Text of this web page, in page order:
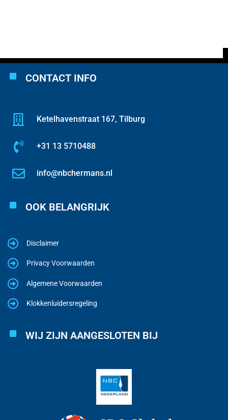
CONTACT INFO
Ketelhavenstraat 167, Tilburg
+31 13 5710488
info@nbchermans.nl
OOK BELANGRIJK
Disclaimer
Privacy Voorwaarden
Algemene Voorwaarden
Klokkenluidersregeling
WIJ ZIJN AANGESLOTEN BIJ